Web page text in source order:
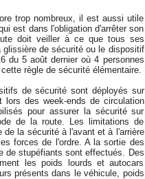
trop nombreux, il est aussi utile
est dans l'obligation d'arrêter son
doit veiller à ce que tous ses
de sécurité ou le dispositif
du 5 août dernier où 4 personnes
règle de sécurité élémentaire.
de sécurité sont déployés sur
lors des week-ends de circulation
pour assurer la sécurité sur
de la route. Les limitations de
la sécurité à l'avant et à l'arrière
forces de l'ordre. A la sortie des
de stupéfiants sont effectués. Des
les poids lourds et autocars
présents dans le véhicule, poids